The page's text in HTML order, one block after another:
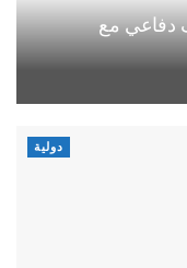
دفاعي مع
دولية